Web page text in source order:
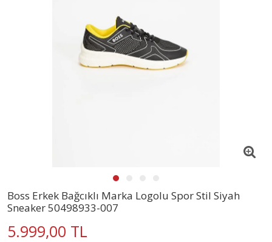
Boss Erkek Bağcıklı Marka Logolu Spor Stil Siyah
Sneaker 50498933-007
5.999,00 TL